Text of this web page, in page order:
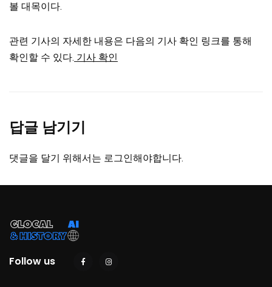
볼 대목이다.
관련 기사의 자세한 내용은 다음의 기사 확인 링크를 통해
확인할 수 있다. 기사 확인
답글 남기기
댓글을 달기 위해서는 로그인해야합니다.
Follow us